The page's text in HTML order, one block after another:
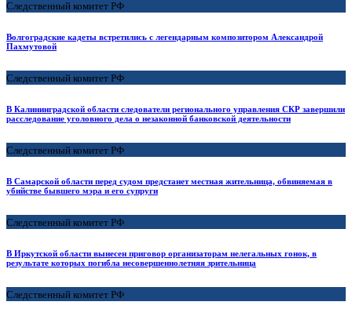
Следственный комитет РФ
Волгоградские кадеты встретились с легендарным композитором Александрой
Пахмутовой
Следственный комитет РФ
В Калининградской области следователи регионального управления СКР завершили
расследование уголовного дела о незаконной банковской деятельности
Следственный комитет РФ
В Самарской области перед судом предстанет местная жительница, обвиняемая в
убийстве бывшего мэра и его супруги
Следственный комитет РФ
В Иркутской области вынесен приговор организаторам нелегальных гонок, в
результате которых погибла несовершеннолетняя зрительница
Следственный комитет РФ